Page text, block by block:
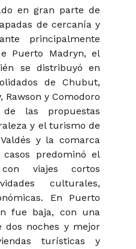
en gran parte de
de cercanía y
principalmente
Puerto Madryn, el
se distribuyó en
de Chubut,
Rawson y Comodoro
de las propuestas
y el turismo de
y la comarca
predominó el
viajes cortos
culturales,
En Puerto
fue baja, con una
dos noches y mejor
turísticas y